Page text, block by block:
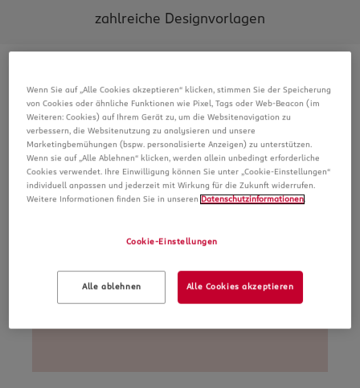
zahlreiche Designvorlagen
Wenn Sie auf „Alle Cookies akzeptieren“ klicken, stimmen Sie der Speicherung
von Cookies oder ähnliche Funktionen wie Pixel, Tags oder Web-Beacon (im
Weiteren: Cookies) auf Ihrem Gerät zu, um die Websitenavigation zu
verbessern, die Websitenutzung zu analysieren und unsere
Marketingbemühungen (bspw. personalisierte Anzeigen) zu unterstützen.
Wenn sie auf „Alle Ablehnen“ klicken, werden allein unbedingt erforderliche
Cookies verwendet. Ihre Einwilligung können Sie unter „Cookie-Einstellungen“
individuell anpassen und jederzeit mit Wirkung für die Zukunft widerrufen.
Weitere Informationen finden Sie in unseren Datenschutzinformationen.
Cookie-Einstellungen
Alle ablehnen Alle Cookies akzeptieren